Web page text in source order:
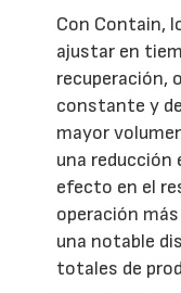
Con Contain,
ajustar en
recuperación,
constante y
mayor
una reducción
efecto en el
operación
una notable
totales de